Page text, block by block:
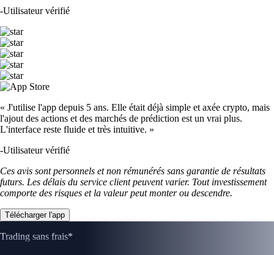
-Utilisateur vérifié
« J'utilise l'app depuis 5 ans. Elle était déjà simple et axée crypto, mais
l'ajout des actions et des marchés de prédiction est un vrai plus.
L'interface reste fluide et très intuitive. »
-Utilisateur vérifié
Ces avis sont personnels et non rémunérés sans garantie de résultats
futurs. Les délais du service client peuvent varier. Tout investissement
comporte des risques et la valeur peut monter ou descendre.
Télécharger l'app
Trading sans frais*